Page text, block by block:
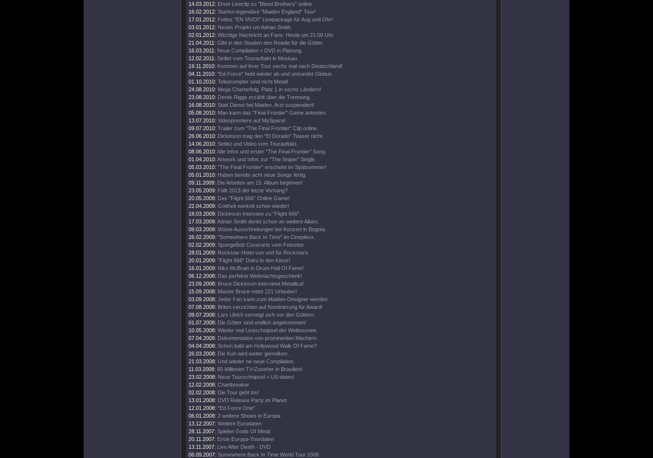
14.03.2012: Erste Liveclip zu "Blood Brothers" online.
16.02.2012: Starten legendäre "Maiden England" Tour!
17.01.2012: Fettes "EN VIVO!" Livepackage für Aug und Ohr!
03.01.2012: Neues Projekt um Adrian Smith.
02.01.2012: Wichtige Nachricht an Fans: Heute um 21:00 Uhr.
21.04.2011: Gibt in den Staaten den Roadie für die Götter.
16.03.2011: Neue Compilation + DVD in Planung.
12.02.2011: Setlist vom Tourauftakt in Moskau.
19.11.2010: Kommen auf ihrer Tour sechs mal nach Deutschland!
04.11.2010: "Ed-Force" hebt wieder ab und umrundet Globus.
01.10.2010: Teleprompter sind nicht Metal!
24.08.2010: Mega Charterfolg. Platz 1 in sechs Ländern!
23.08.2010: Derek Riggs erzählt über die Trennung.
16.08.2010: Statt Dienst bei Maiden. Arzt suspendiert!
05.08.2010: Man kann das "Final Frontier" Game antesten.
13.07.2010: Videopremiere auf MySpace!
09.07.2010: Trailer zum "The Final Frontier" Clip online.
26.06.2010: Dickinson mag den "El Dorado" Teaser nicht.
14.06.2010: Setlist und Video vom Tourauftakt.
08.06.2010: Alle Infos und erster "The Final Frontier" Song.
01.04.2010: Artwork und Infos zur "The Sniper" Single.
05.03.2010: "The Final Frontier" erscheint im Spätsommer!
05.01.2010: Haben bereits acht neue Songs fertig.
09.11.2009: Die Arbeiten am 15. Album beginnen!
23.05.2009: Fällt 2013 der letzte Vorhang?
20.05.2009: Das "Flight 666" Online Game!
22.04.2009: Gottheit werkelt schon wieder!
18.03.2009: Dickinson Interview zu "Flight 666".
17.03.2009: Adrian Smith denkt schon an weitere Alben.
09.03.2009: Wüste Ausschreitungen bei Konzert in Bogota
26.02.2009: "Somewhere Back In Time" im Cineplexx.
02.02.2009: SpongeBob Coverarts vom Feinsten.
28.01.2009: Rockstar-Hotel von und für Rockstars.
20.01.2009: "Flight 666" Doku in den Kinos!
16.01.2009: Niko McBrain in Drum-Hall Of Fame!
06.12.2008: Das perfekte Weihnachtsgeschenk!
23.09.2008: Bruce Dickinson interviewt Metallica!
15.09.2008: Master Bruce rettet 221 Urlauber!
03.09.2008: Jeder Fan kann zum Maiden-Designer werden.
07.08.2008: Briten verzichten auf Nominierung für Award!
09.07.2008: Lars Ulrich verneigt sich vor den Göttern.
01.07.2008: Die Götter sind endlich angekommen!
10.05.2008: Wieder mal Liveschnipsel der Welttournee.
07.04.2008: Dokumentation von prominenten Machern.
04.04.2008: Schon bald am Hollywood Walk Of Fame?
26.03.2008: Die Kuh wird weiter gemolken..
21.03.2008: Und wieder ne neue Compilation.
11.03.2008: 65 Millionen TV-Zuseher in Brasilien!
23.02.2008: Neue Tourschnipsel + US-dates!
12.02.2008: Chartbreaker
02.02.2008: Die Tour geht los!
13.01.2008: DVD Release Party im Planet
12.01.2008: "Ed Force One"
06.01.2008: 2 weitere Shows in Europa
13.12.2007: Weitere Eurodaten
28.11.2007: Spielen Gods Of Metal
20.11.2007: Erste Europa-Tourdaten
13.11.2007: Live After Death - DVD
06.09.2007: Somewhere Back In Time World Tour 2008